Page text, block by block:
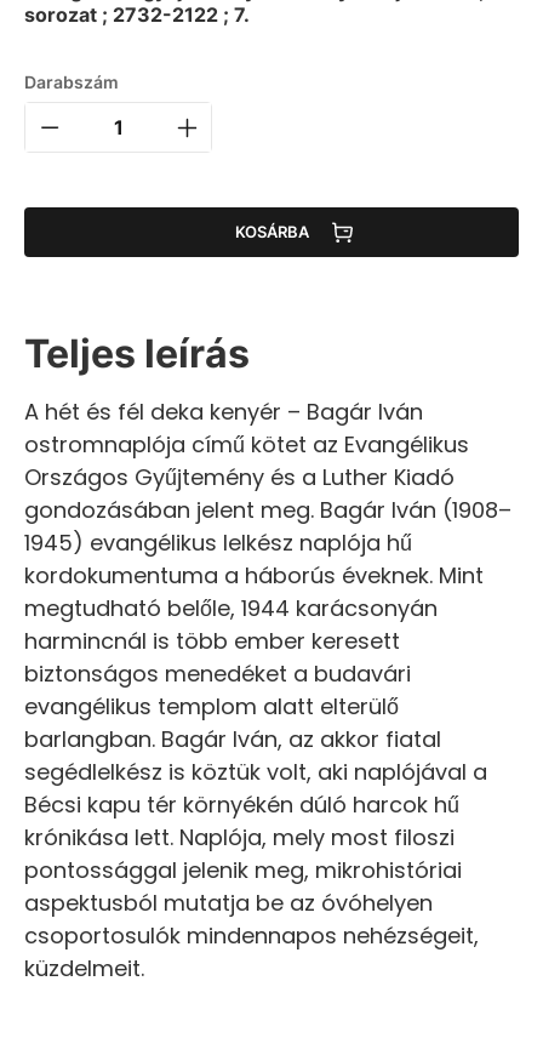
sorozat ; 2732-2122 ; 7.
Darabszám
KOSÁRBA
Teljes leírás
A hét és fél deka kenyér – Bagár Iván
ostromnaplója című kötet az Evangélikus
Országos Gyűjtemény és a Luther Kiadó
gondozásában jelent meg. Bagár Iván (1908–
1945) evangélikus lelkész naplója hű
kordokumentuma a háborús éveknek. Mint
megtudható belőle, 1944 karácsonyán
harmincnál is több ember keresett
biztonságos menedéket a budavári
evangélikus templom alatt elterülő
barlangban. Bagár Iván, az akkor fiatal
segédlelkész is köztük volt, aki naplójával a
Bécsi kapu tér környékén dúló harcok hű
krónikása lett. Naplója, mely most filoszi
pontossággal jelenik meg, mikrohistóriai
aspektusból mutatja be az óvóhelyen
csoportosulók mindennapos nehézségeit,
küzdelmeit.